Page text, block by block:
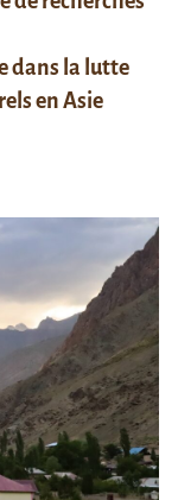
dans la lutte
en Asie